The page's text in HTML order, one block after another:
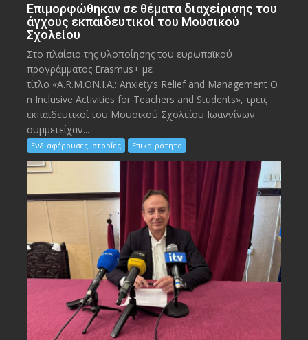
Eπιμορφώθηκαν σε θέματα διαχείρισης του
άγχους εκπαιδευτικοί του Μουσικού
Σχολείου
Στο πλαίσιο της υλοποίησης του ευρωπαϊκού
προγράμματος Erasmus+ με
τίτλο «A.R.M.ON.I.A.: Anxiety’s Relief and Management O
n Inclusive Activities for Teachers and Students», τρεις
εκπαιδευτικοί του Μουσικού Σχολείου Ιωαννίνων
συμμετείχαν...
Ενδιαφέρουσες Ιστορίες Επικαιρότητα